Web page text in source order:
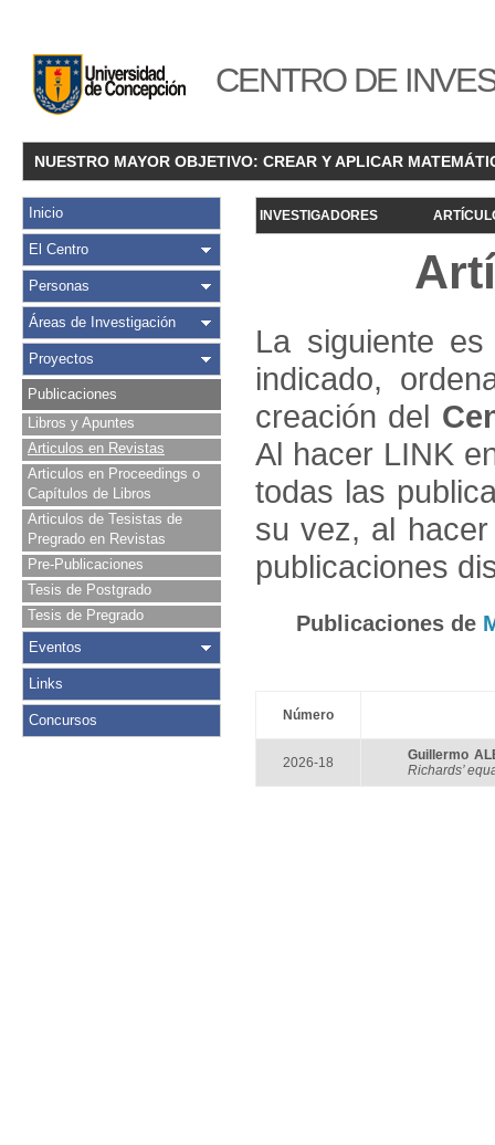
CENTRO DE
NUESTRO MAYOR OBJETIVO: CREAR Y APLICAR
Inicio
El Centro
Personas
Áreas de Investigación
Proyectos
Publicaciones
Libros y Apuntes
Articulos en Revistas
Articulos en Proceedings o
Capítulos de Libros
Articulos de Tesistas de
Pregrado en Revistas
Pre-Publicaciones
Tesis de Postgrado
Tesis de Pregrado
Eventos
Links
Concursos
INVESTIGADORES
La siguiente
indicado,
creación del
Al hacer LINK
todas las
su vez, al
publicaciones
Publicaciones de
Número
2026-18
Guillermo
Richards’